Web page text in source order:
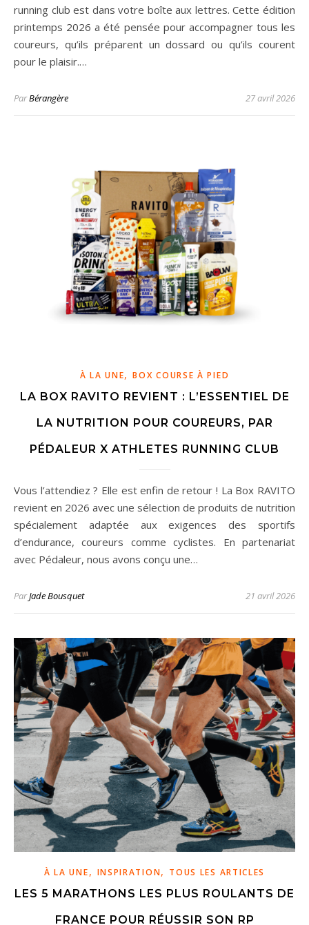
running club est dans votre boîte aux lettres. Cette édition
printemps 2026 a été pensée pour accompagner tous les
coureurs, qu’ils préparent un dossard ou qu’ils courent
pour le plaisir.…
ParBérangère 27 avril 2026
À LA UNE,BOX COURSE À PIED
LA BOX RAVITO REVIENT : L’ESSENTIEL DE
LA NUTRITION POUR COUREURS, PAR
PÉDALEUR X ATHLETES RUNNING CLUB
Vous l’attendiez ? Elle est enfin de retour ! La Box RAVITO
revient en 2026 avec une sélection de produits de nutrition
spécialement adaptée aux exigences des sportifs
d’endurance, coureurs comme cyclistes. En partenariat
avec Pédaleur, nous avons conçu une…
ParJade Bousquet 21 avril 2026
À LA UNE, INSPIRATION, TOUS LES ARTICLES
LES 5 MARATHONS LES PLUS ROULANTS DE
FRANCE POUR RÉUSSIR SON RP